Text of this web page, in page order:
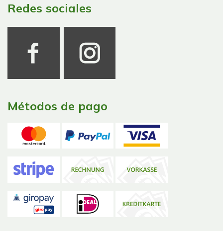
Redes sociales
Métodos de pago